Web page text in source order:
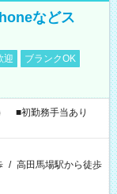
などス
迎
ブランクOK
■初勤務手当あり
/ 高田馬場駅から徒歩